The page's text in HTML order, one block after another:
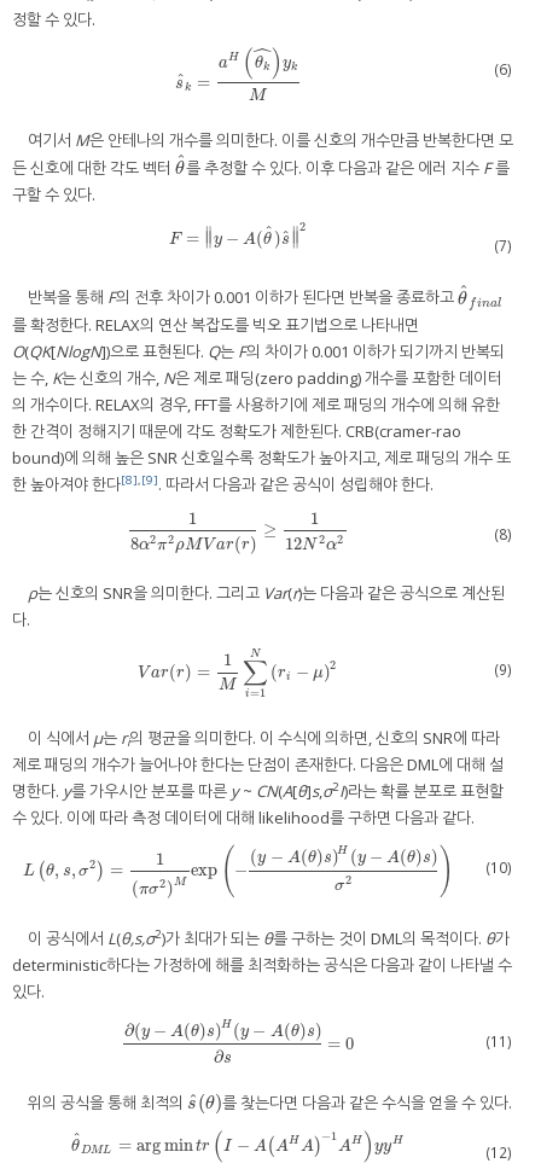
정할 수 있다.
s
ˆk =
aH (θk
ˆ) yk
M
s ^k =aHθk^ykM
(6)
여기서 M은 안테나의 개수를 의미한다. 이를 신호의 개수만큼 반복한다면 모
든 신호에 대한 각도 벡터 θ
ˆ
θ^
를 추정할 수 있다. 이후 다음과 같은 에러 지수 F를
구할 수 있다.
F = ∥∥y − A(θ
ˆ)s
ˆ ∥∥
2
F =‖y− A(θ^)s^‖2 (7)
반복을 통해 F의 전후 차이가 0.001 이하가 된다면 반복을 종료하고 θ
ˆ
final
θ^fna
를 확정한다. RELAX의 연산 복잡도를 빅오 표기법으로 나타내면
O(QK[NlogN])으로 표현된다. Q는 F의 차이가 0.001 이하가 되기까지 반복되
는 수, K는 신호의 개수, N은 제로 패딩(zero padding) 개수를 포함한 데이터
의 개수이다. RELAX의 경우, FFT를 사용하기에 제로 패딩의 개수에 의해 유한
한 간격이 정해지기 때문에 각도 정확도가 제한된다. CRB(cramer-rao
bound)에 의해 높은 SNR 신호일수록 정확도가 높아지고, 제로 패딩의 개수 또
한 높아져야 한다[8],[9]. 따라서 다음과 같은 공식이 성립해야 한다.
1
8α2π2ρM V ar(r)
≥
1
12N 2α2
18α2π2ρMVar(r) ≥112N2α2 (8)
ρ는 신호의 SNR을 의미한다. 그리고 Var(r)는 다음과 같은 공식으로 계산된
다.
V ar(r) =
1
M ∑
i=1
N
(ri − μ)2
Var( r)= 1M∑ =1 Nri− μ2 (9)
이 식에서 μ는 ri의 평균을 의미한다. 이 수식에 의하면, 신호의 SNR에 따라
제로 패딩의 개수가 늘어나야 한다는 단점이 존재한다. 다음은 DML에 대해 설
명한다. y를 가우시안 분포를 따른 y~ CN(A[θ]s,σ2I)라는 확률 분포로 표현할
수 있다. 이에 따라 측정 데이터에 대해 likelihood를 구하면 다음과 같다.
L (θ, s, σ2 ) =
1
(πσ2)M
exp ( −
(y − A(θ)s)H (y − A(θ)s)
σ2 )
Lθ ,s, σ2=1πσ2Mexp− (y−A(θ)s)H(y−A(θ)s)σ2 (10)
이 공식에서 L(θ,s,σ2)가 최대가 되는 θ를 구하는 것이 DML의 목적이다. θ가
deterministic하다는 가정하에 해를 최적화하는 공식은 다음과 같이 나타낼 수
있다.
∂(y − A(θ)s)H (y − A(θ)s)
∂s
= 0
∂(y−A(θ)s)H(y−A(θ)s)∂s=0 (11)
위의 공식을 통해 최적의 s
ˆ(θ)
s^(θ)를 찾는다면 다음과 같은 수식을 얻을 수 있다.
θ
ˆ
DML = argmintr (I − A(AHA)
−1
AH )yy H
θ^DML=argmint rI−AAHA−1AH yH (12)